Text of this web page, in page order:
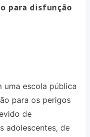
para disfunção
uma escola pública
para os perigos
de
adolescentes, de